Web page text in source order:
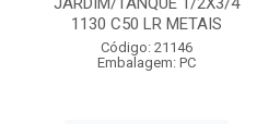
1130 C50 LR METAIS
Código: 21146
Embalagem: PC